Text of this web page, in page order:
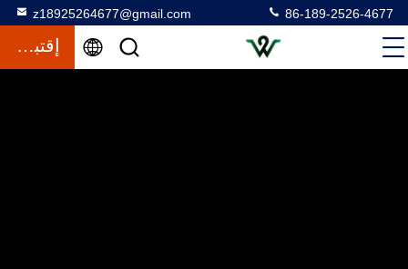
z18925264677@gmail.com 86-189-2526-4677
إقتباس